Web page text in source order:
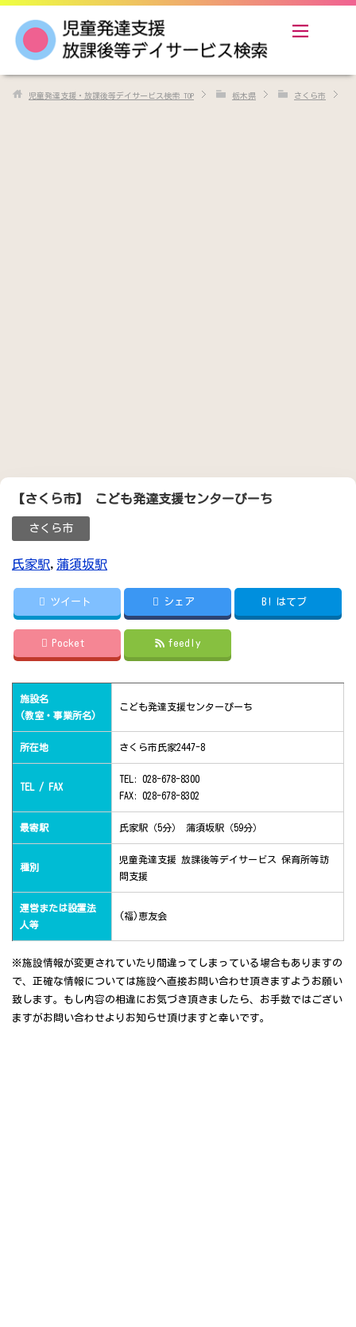
児童発達支援・放課後等デイサービス検索 TOP 栃木県 さくら市
【さくら市】 こども発達支援センターぴーち
さくら市
氏家駅, 蒲須坂駅
ツイート シェア B! はてブ
Pocket feedly
施設名
(教室・事業所名)
こども発達支援センターぴーち
所在地 さくら市氏家2447-8
TEL / FAX
TEL: 028-678-8300
FAX: 028-678-8302
最寄駅 氏家駅（5分） 蒲須坂駅（59分）
種別
児童発達支援 放課後等デイサービス 保育所等訪
問支援
運営または設置法
人等
(福)恵友会
※施設情報が変更されていたり間違ってしまっている場合もありますの
で、正確な情報については施設へ直接お問い合わせ頂きますようお願い
致します。もし内容の相違にお気づき頂きましたら、お手数ではござい
ますがお問い合わせよりお知らせ頂けますと幸いです。